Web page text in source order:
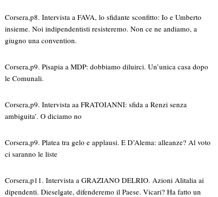
Corsera,p8. Intervista a FAVA, lo sfidante sconfitto: Io e Umberto
insieme. Noi indipendentisti resisteremo. Non ce ne andiamo, a
giugno una convention.
Corsera,p9. Pisapia a MDP: dobbiamo diluirci. Un’unica casa dopo
le Comunali.
Corsera,p9. Intervista aa FRATOIANNI: sfida a Renzi senza
ambiguita’. O diciamo no
Corsera,p9. Platea tra gelo e applausi. E D’Alema: alleanze? Al voto
ci saranno le liste
Corsera,p11. Intervista a GRAZIANO DELRIO. Azioni Alitalia ai
dipendenti. Dieselgate, difenderemo il Paese. Vicari? Ha fatto un